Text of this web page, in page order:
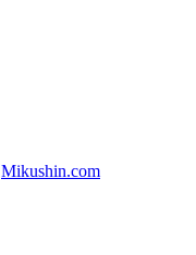
Mikushin.com